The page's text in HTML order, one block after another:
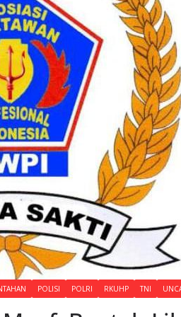
POLISI POLRI RKUHP TNI